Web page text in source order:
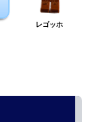
レゴッホ